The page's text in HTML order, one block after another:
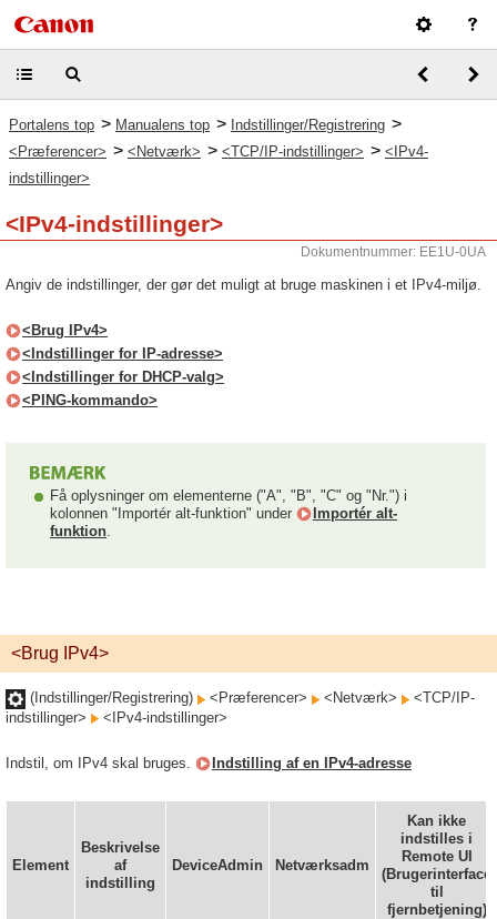
Portalens top > Manualens top > Indstillinger/Registrering >
<Præferencer> > <Netværk> > <TCP/IP-indstillinger> > <IPv4-
indstillinger>
<IPv4-indstillinger>
Dokumentnummer: EE1U-0UA
Angiv de indstillinger, der gør det muligt at bruge maskinen i et IPv4-miljø.
<Brug IPv4>
<Indstillinger for IP-adresse>
<Indstillinger for DHCP-valg>
<PING-kommando>
Få oplysninger om elementerne ("A", "B", "C" og "Nr.") i
kolonnen "Importér alt-funktion" under
Importér alt-
funktion.
<Brug IPv4>
(Indstillinger/Registrering) <Præferencer> <Netværk>
<TCP/IP-
indstillinger>
<IPv4-indstillinger>
Indstil, om IPv4 skal bruges. Indstilling af en IPv4-adresse
Element
Beskrivelse
af
indstilling
DeviceAdmin Netværksadm
Kan ikke
indstilles i
Remote UI
(Brugerinterface
til
fjernbetjening)